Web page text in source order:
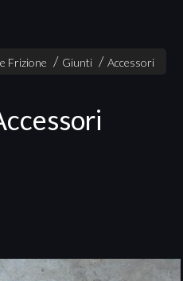
Frizione Giunti Accessori